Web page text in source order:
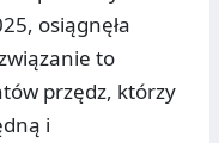
osiągnęła
to
przędz, którzy
i